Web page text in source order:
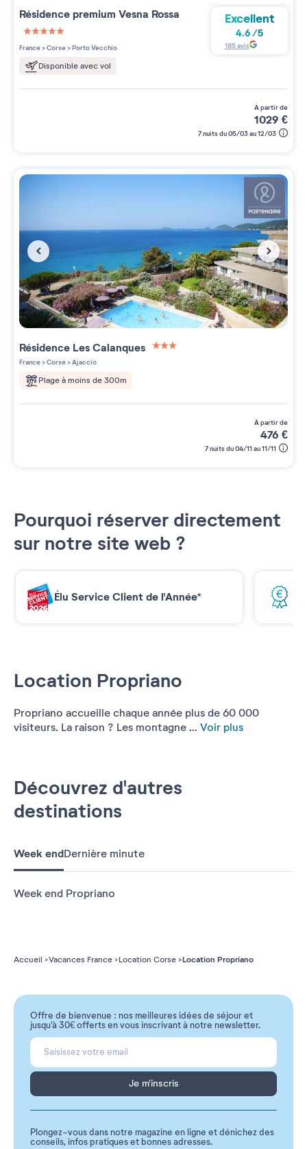
Location Propriano
Propriano accueille chaque année plus de 60 000
visiteurs. La raison ? Les montagne ... Voir plus
Résidence premium Vesna Rossa
5 étoiles sur 5
France>Corse>Porto Vecchio
Disponible avec vol
Excellent
4.6 /5
185avis
à partir de
1029 €
7 nuits du 05/03 au 12/03
Résidence Les Calanques
France>Corse>Ajaccio
Plage à moins de 300m
à partir de
476 €
7 nuits du 04/11 au 11/11
Pourquoi réserver directement
sur notre site web ?
Élu Service Client de l'Année*
Découvrez d'autres
destinations
Week endDernière minute
Week end Propriano
Accueil Vacances France Location Corse Location Propriano
Offre de bienvenue : nos meilleures idées de séjour et
jusqu'à 30€ offerts en vous inscrivant à notre newsletter.
Je m'inscris
Plongez-vous dans notre magazine en ligne et dénichez des
conseils, infos pratiques et bonnes adresses.